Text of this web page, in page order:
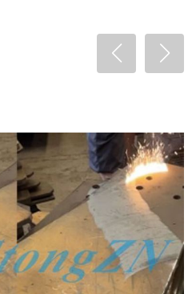
行。圣同激光依托先进的激光清
固油污清洗难题，提供高效、无